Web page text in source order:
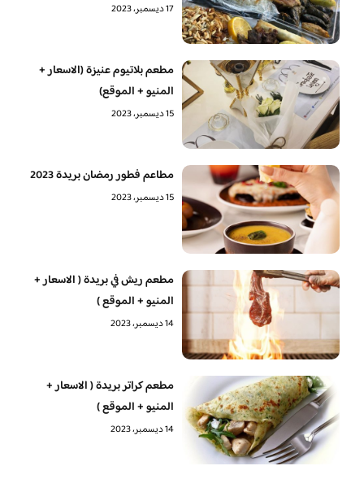
17 ديسمبر، 2023
مطعم بلاتيوم عنيزة (الاسعار +
المنيو + الموقع)
15 ديسمبر، 2023
مطاعم فطور رمضان بريدة 2023
15 ديسمبر، 2023
مطعم ريش في بريدة ( الاسعار +
المنيو + الموقع )
14 ديسمبر، 2023
مطعم كراتر بريدة ( الاسعار +
المنيو + الموقع )
14 ديسمبر، 2023